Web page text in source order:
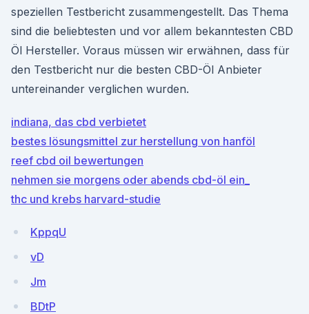
speziellen Testbericht zusammengestellt. Das Thema
sind die beliebtesten und vor allem bekanntesten CBD
Öl Hersteller. Voraus müssen wir erwähnen, dass für
den Testbericht nur die besten CBD-Öl Anbieter
untereinander verglichen wurden.
indiana, das cbd verbietet
bestes lösungsmittel zur herstellung von hanföl
reef cbd oil bewertungen
nehmen sie morgens oder abends cbd-öl ein_
thc und krebs harvard-studie
KppqU
vD
Jm
BDtP